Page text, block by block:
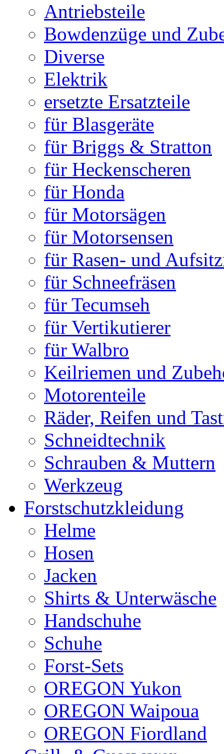
Antriebsteile
Bowdenzüge und
Diverse
Elektrik
ersetzte Ersatzteile
für Blasgeräte
für Briggs & Stratton
für Heckenscheren
für Honda
für Motorsägen
für Motorsensen
für Rasen- und
für Schneefräsen
für Tecumseh
für Vertikutierer
für Walbro
Keilriemen und
Motorenteile
Räder, Reifen und
Schneidtechnik
Schrauben & Muttern
Werkzeug
Forstschutzkleidung
Helme
Hosen
Jacken
Shirts & Unterwäsche
Handschuhe
Schuhe
Forst-Sets
OREGON Yukon
OREGON Waipoua
OREGON Fiordland